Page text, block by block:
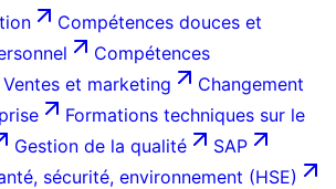
Compétences douces et
Compétences
Ventes et marketing
Changement
Formations techniques sur le
Gestion de la qualité
SAP
sécurité, environnement (HSE)